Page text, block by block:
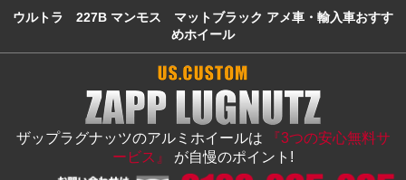
ウルトラ 227B マンモス マットブラック アメ車・輸入車おすす
めホイール
ザップラグナッツのアルミホイールは
『3つの安心無料サ
ービス』 が自慢のポイント!